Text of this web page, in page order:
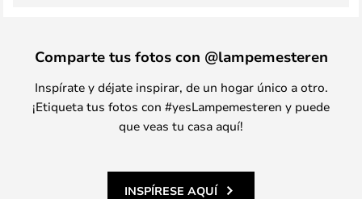
Comparte tus fotos con @lampemesteren
Inspírate y déjate inspirar, de un hogar único a otro.
¡Etiqueta tus fotos con #yesLampemesteren y puede
que veas tu casa aquí!
INSPÍRESE AQUÍ